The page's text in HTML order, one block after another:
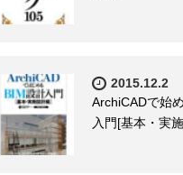
2015.12.2
ArchiCADで始
入門[基本・実